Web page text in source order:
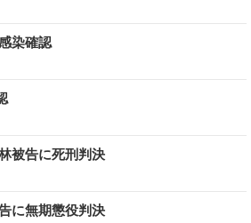
染確認
被告に死刑判決
に無期懲役判決